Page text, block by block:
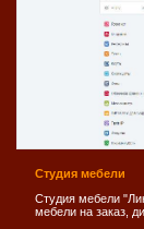
Студия мебели
Студия мебели
мебели на заказ,